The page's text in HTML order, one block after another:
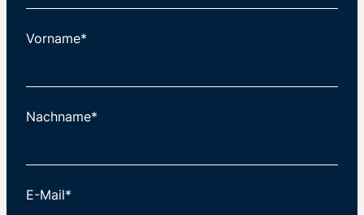
Vorname*
Nachname*
E-Mail*